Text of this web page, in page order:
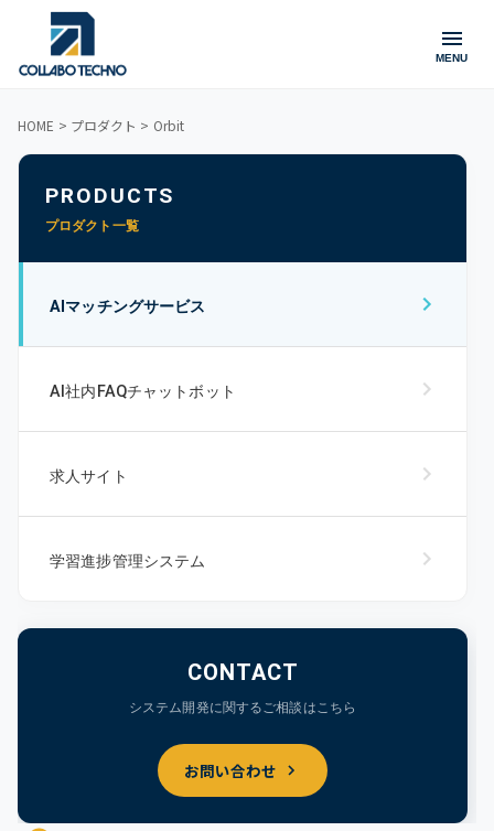
MENU
HOME > プロダクト > Orbit
PRODUCTS
プロダクト一覧
AIマッチングサービス
AI社内FAQチャットボット
求人サイト
学習進捗管理システム
CONTACT
システム開発に関するご相談はこちら
お問い合わせ